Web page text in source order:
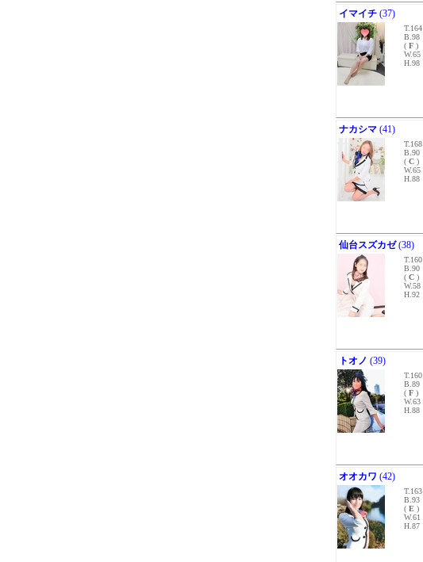
イマイチ (37)
T.164
B.98
( F )
W.65
H.98
ナカシマ (41)
T.168
B.90
( C )
W.65
H.88
仙台スズカゼ(38)
T.160
B.90
( C )
W.58
H.92
トオノ (39)
T.160
B.89
( F )
W.63
H.88
オオカワ (42)
T.163
B.93
( E )
W.61
H.87